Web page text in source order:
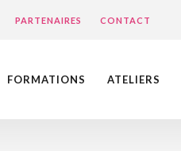
PARTENAIRES CONTACT
FORMATIONS ATELIERS